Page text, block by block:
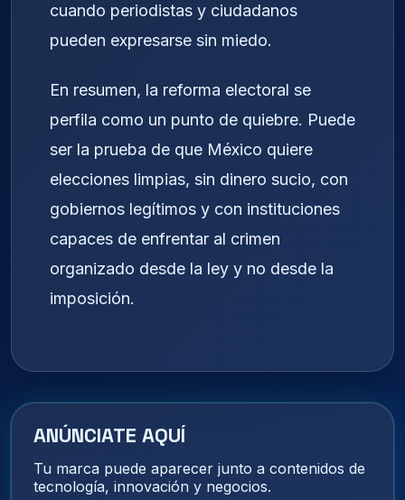
cuando periodistas y ciudadanos
pueden expresarse sin miedo.
En resumen, la reforma electoral se
perfila como un punto de quiebre. Puede
ser la prueba de que México quiere
elecciones limpias, sin dinero sucio, con
gobiernos legítimos y con instituciones
capaces de enfrentar al crimen
organizado desde la ley y no desde la
imposición.
ANÚNCIATE AQUÍ
Tu marca puede aparecer junto a contenidos de
tecnología, innovación y negocios.